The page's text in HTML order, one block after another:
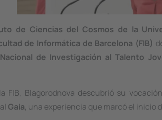
de Ciencias del Cosmos de la
de Informática de Barcelona (FIB)
de Investigación al Talento
FIB, Blagorodnova descubrió su
Gaia, una experiencia que marcó el inicio